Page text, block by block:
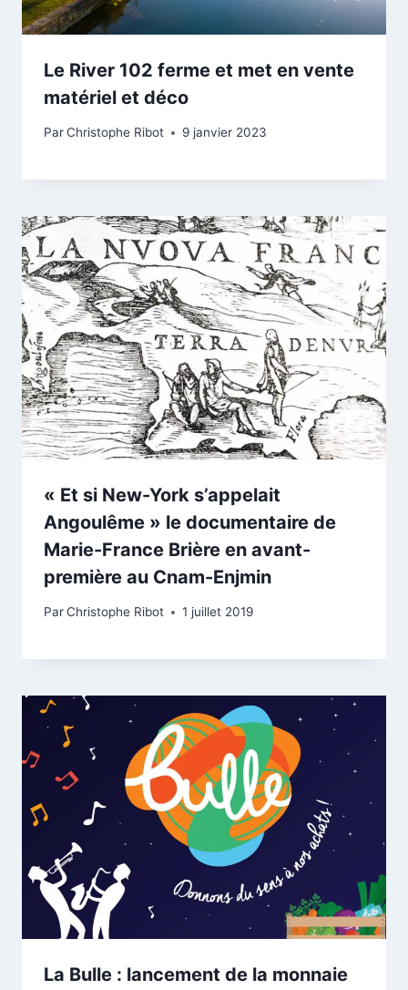
Le River 102 ferme et met en vente
matériel et déco
ParChristophe Ribot 9 janvier 2023
« Et si New-York s’appelait
Angoulême » le documentaire de
Marie-France Brière en avant-
première au Cnam-Enjmin
ParChristophe Ribot 1 juillet 2019
La Bulle : lancement de la monnaie